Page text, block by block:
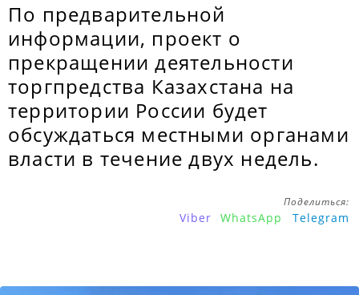
По предварительной
информации, проект о
прекращении деятельности
торгпредства Казахстана на
территории России будет
обсуждаться местными органами
власти в течение двух недель.
Поделиться:
Viber WhatsApp Telegram